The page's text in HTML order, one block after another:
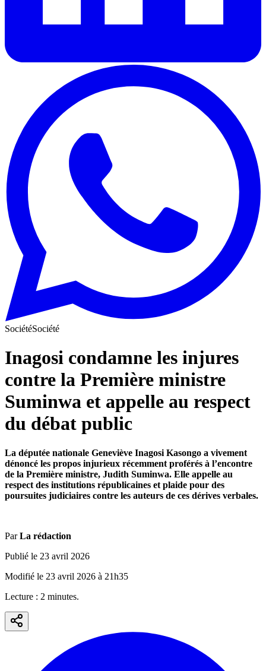
SociétéSociété
Inagosi condamne les injures
contre la Première ministre
Suminwa et appelle au respect
du débat public
La députée nationale Geneviève Inagosi Kasongo a vivement
dénoncé les propos injurieux récemment proférés à l’encontre
de la Première ministre, Judith Suminwa. Elle appelle au
respect des institutions républicaines et plaide pour des
poursuites judiciaires contre les auteurs de ces dérives verbales.
Par La rédaction
Publié le 23 avril 2026
Modifié le 23 avril 2026 à 21h35
Lecture : 2 minutes.